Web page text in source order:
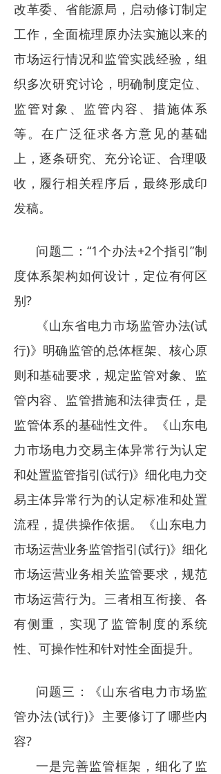
改革委、省能源局，启动修订制定
工作，全面梳理原办法实施以来的
市场运行情况和监管实践经验，组
织多次研究讨论，明确制度定位、
监管对象、监管内容、措施体系
等。在广泛征求各方意见的基础
上，逐条研究、充分论证、合理吸
收，履行相关程序后，最终形成印
发稿。
问题二：“1个办法+2个指引”制
度体系架构如何设计，定位有何区
别?
《山东省电力市场监管办法(试
行)》明确监管的总体框架、核心原
则和基础要求，规定监管对象、监
管内容、监管措施和法律责任，是
监管体系的基础性文件。《山东电
力市场电力交易主体异常行为认定
和处置监管指引(试行)》细化电力交
易主体异常行为的认定标准和处置
流程，提供操作依据。《山东电力
市场运营业务监管指引(试行)》细化
市场运营业务相关监管要求，规范
市场运营行为。三者相互衔接、各
有侧重，实现了监管制度的系统
性、可操作性和针对性全面提升。
问题三：《山东省电力市场监
管办法(试行)》主要修订了哪些内
容?
一是完善监管框架，细化了监